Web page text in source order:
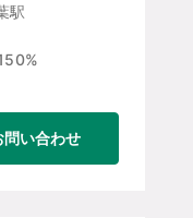
駅
問い合わせ